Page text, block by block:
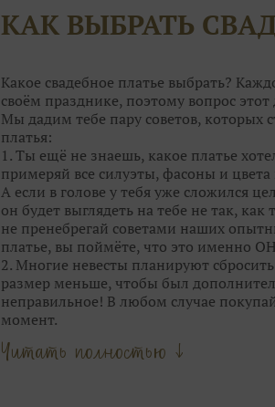
КАК ВЫБРАТЬ
Какое свадебное платье выбрать?
своём празднике, поэтому вопрос
Мы дадим тебе пару советов, которых
платья:
1. Ты ещё не знаешь, какое платье
примеряй все силуэты, фасоны и цвета
А если в голове у тебя уже сложился
он будет выглядеть на тебе не так,
не пренебрегай советами наших
платье, вы поймёте, что это именно
2. Многие невесты планируют
размер меньше, чтобы был
неправильное! В любом случае
момент.
Главное — это посадка. Если платье
наоборот. А корсет со шнуровкой и
Читать полностью ↓